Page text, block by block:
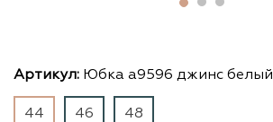
Артикул: Юбка а9596 джинс белый
44 46 48